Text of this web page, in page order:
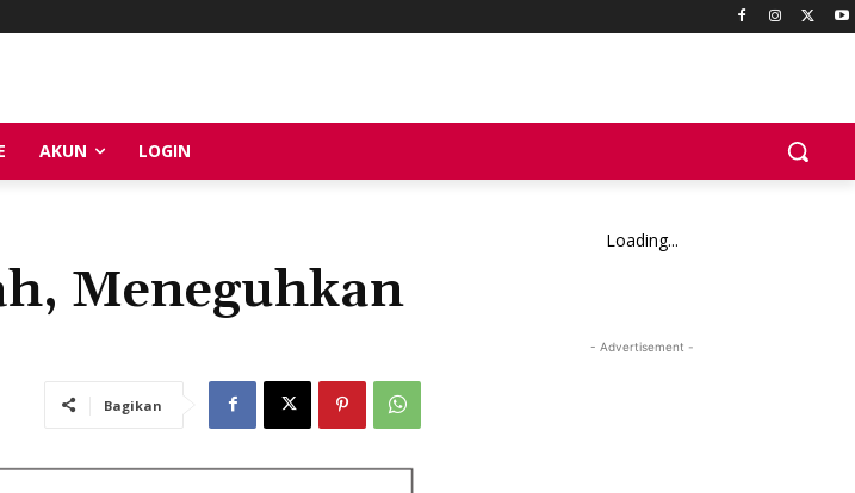
AKUN LOGIN
Meneguhkan
Bagikan
Loading...
- Advertisement -